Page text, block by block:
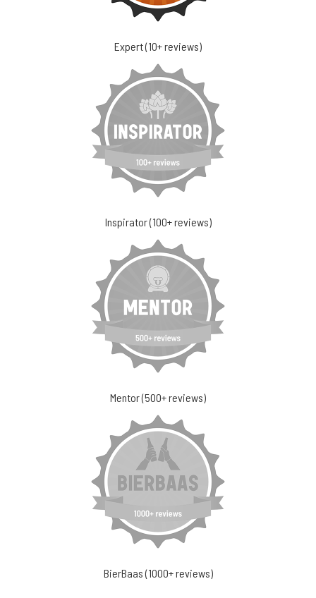
Expert (10+ reviews)
Inspirator (100+ reviews)
Mentor (500+ reviews)
BierBaas (1000+ reviews)